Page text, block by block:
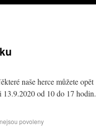
naše herce můžete opět
od 10 do 17 hodin.
povoleny